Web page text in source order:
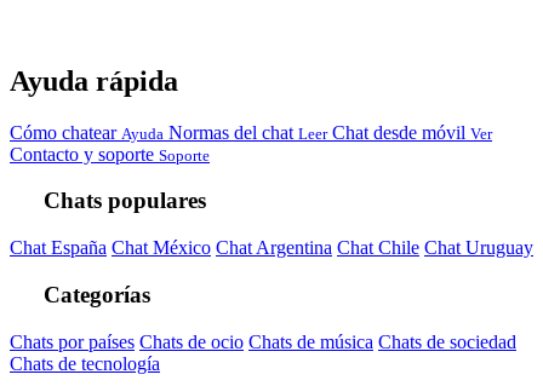
Ayuda rápida
Cómo chatear Ayuda Normas del chat Leer Chat desde móvil Ver
Contacto y soporte Soporte
Chats populares
Chat España Chat México Chat Argentina Chat Chile Chat Uruguay
Categorías
Chats por países Chats de ocio Chats de música Chats de sociedad
Chats de tecnología